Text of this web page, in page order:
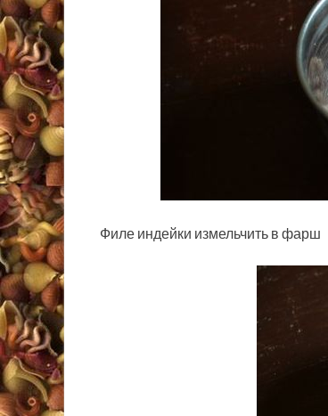
Филе индейки измельчить в фарш